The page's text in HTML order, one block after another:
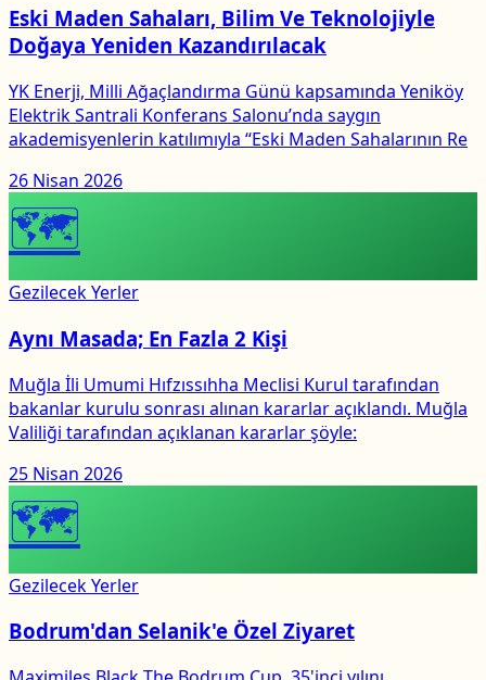
Eski Maden Sahaları, Bilim Ve Teknolojiyle
Doğaya Yeniden Kazandırılacak
YK Enerji, Milli Ağaçlandırma Günü kapsamında Yeniköy
Elektrik Santrali Konferans Salonu’nda saygın
akademisyenlerin katılımıyla “Eski Maden Sahalarının Re
26 Nisan 2026
🗺
Gezilecek Yerler
Aynı Masada; En Fazla 2 Kişi
Muğla İli Umumi Hıfzıssıhha Meclisi Kurul tarafından
bakanlar kurulu sonrası alınan kararlar açıklandı. Muğla
Valiliği tarafından açıklanan kararlar şöyle:
25 Nisan 2026
🗺
Gezilecek Yerler
Bodrum'dan Selanik'e Özel Ziyaret